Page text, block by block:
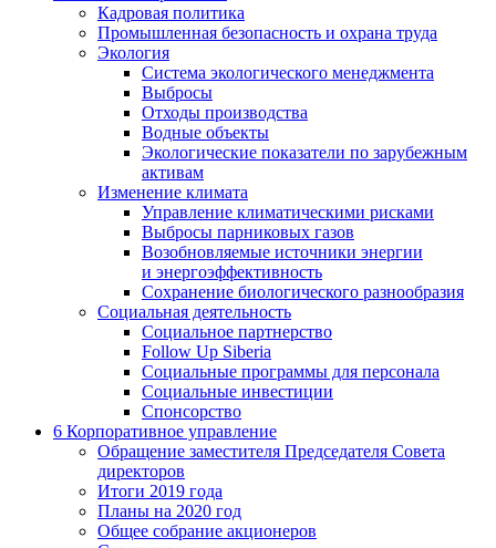
Кадровая политика
Промышленная безопасность и охрана труда
Экология
Система экологического менеджмента
Выбросы
Отходы производства
Водные объекты
Экологические показатели по зарубежным
активам
Изменение климата
Управление климатическими рисками
Выбросы парниковых газов
Возобновляемые источники энергии
и энергоэффективность
Сохранение биологического разнообразия
Социальная деятельность
Социальное партнерство
Follow Up Siberia
Социальные программы для персонала
Социальные инвестиции
Спонсорство
6 Корпоративное управление
Обращение заместителя Председателя Совета
директоров
Итоги 2019 года
Планы на 2020 год
Общее собрание акционеров